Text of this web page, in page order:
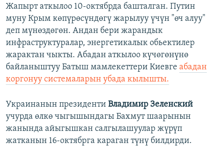
Жапырт аткылоо 10-октябрда башталган. Путин
муну Крым көпүрөсүндөгү жарылуу үчүн "өч алуу"
деп мүнөздөгөн. Андан бери жарандык
инфраструктуралар, энергетикалык обьектилер
жарактан чыкты. Абадан аткылоо күчөгөнүнө
байланыштуу Батыш мамлекеттери Киевге абадан
коргонуу системаларын убада кылышты.
Украинанын президенти Владимир Зеленский
учурда өлкө чыгышындагы Бахмут шаарынын
жанында айыгышкан салгылашуулар жүрүп
жатканын 16-октябрга караган түнү билдирди.